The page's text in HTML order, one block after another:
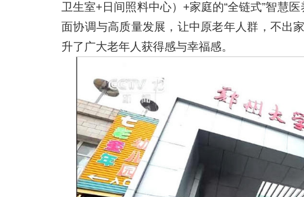
卫生室+日间照料中心）+家庭的“全链式”智慧
面协调与高质量发展，让中原老年人群，不出
升了广大老年人获得感与幸福感。